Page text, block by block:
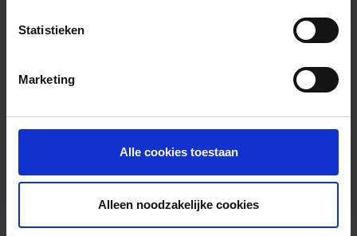
Statistieken
Marketing
Alle cookies toestaan
Alleen noodzakelijke cookies